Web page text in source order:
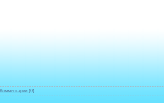
Комментарии (0)